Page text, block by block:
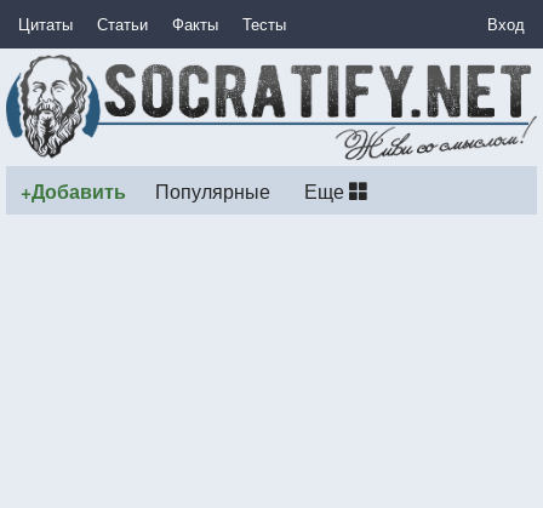
Цитаты Статьи Факты Тесты Вход
+Добавить Популярные Еще